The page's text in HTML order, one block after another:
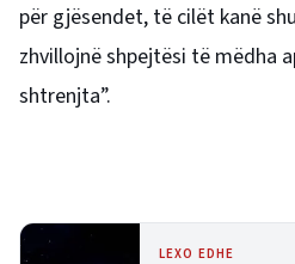
për gjësendet, të cilët kanë
zhvillojnë shpejtësi të mëdha
shtrenjta”.
LEXO EDHE